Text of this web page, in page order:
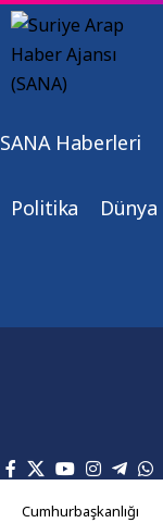
SANA Haberleri
Politika Dünya
Cumhurbaşkanlığı